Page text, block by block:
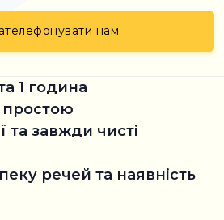
нам
1 година
та завжди чисті
речей та наявність